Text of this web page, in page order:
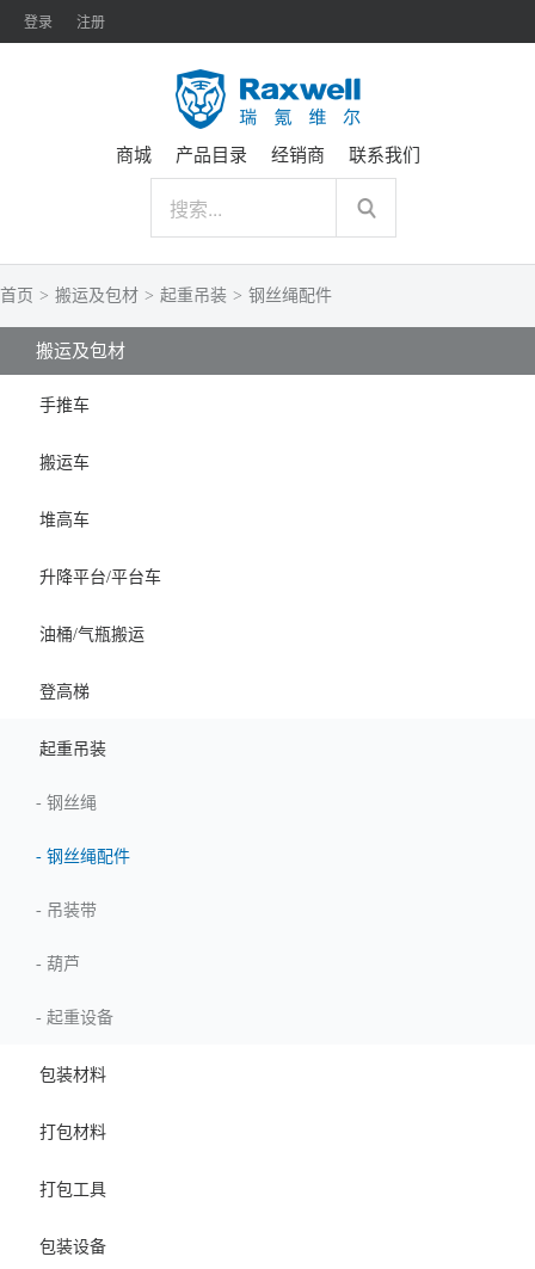
登录 注册
商城 产品目录 经销商 联系我们
首页 > 搬运及包材 > 起重吊装 > 钢丝绳配件
搬运及包材
手推车
搬运车
堆高车
升降平台/平台车
油桶/气瓶搬运
登高梯
起重吊装
- 钢丝绳
- 钢丝绳配件
- 吊装带
- 葫芦
- 起重设备
包装材料
打包材料
打包工具
包装设备